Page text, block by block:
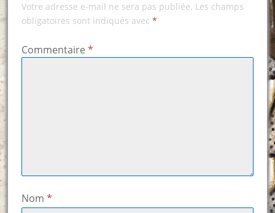
Votre adresse e-mail ne sera pas publiée. Les champs
obligatoires sont indiqués avec *
Commentaire *
Nom *